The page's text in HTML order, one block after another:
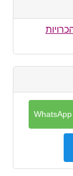
WhatsApp